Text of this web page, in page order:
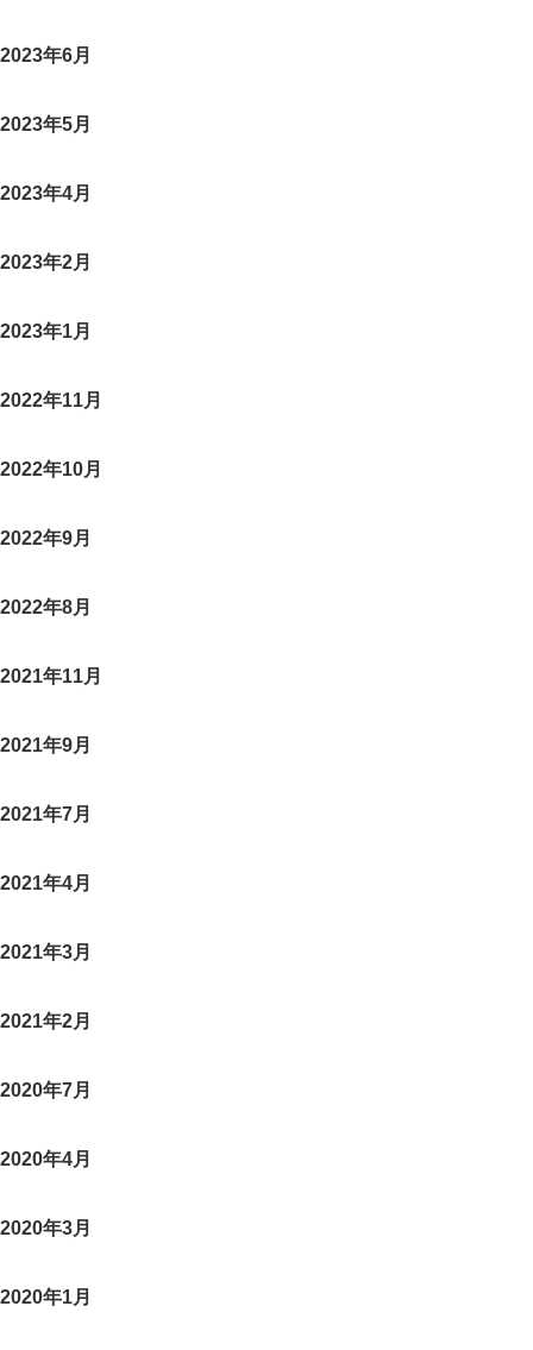
2023年6月
2023年5月
2023年4月
2023年2月
2023年1月
2022年11月
2022年10月
2022年9月
2022年8月
2021年11月
2021年9月
2021年7月
2021年4月
2021年3月
2021年2月
2020年7月
2020年4月
2020年3月
2020年1月